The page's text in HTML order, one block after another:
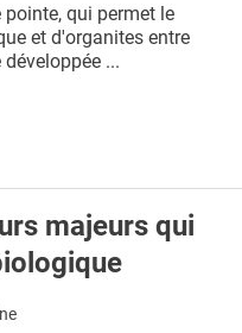
pointe, qui permet le
et d'organites entre
...
majeurs qui